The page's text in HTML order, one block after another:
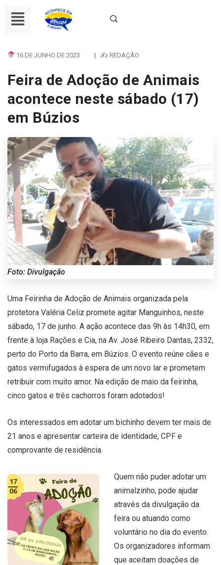
16 DE JUNHO DE 2023 | ✍ REDAÇÃO
Feira de Adoção de Animais
acontece neste sábado (17)
em Búzios
Foto: Divulgação
Uma Feirinha de Adoção de Animais organizada pela
protetora Valéria Celiz promete agitar Manguinhos, neste
sábado, 17 de junho. A ação acontece das 9h às 14h30, em
frente à loja Rações e Cia, na Av. José Ribeiro Dantas, 2332,
perto do Porto da Barra, em Búzios. O evento reúne cães e
gatos vermifugados à espera de um novo lar e prometem
retribuir com muito amor. Na edição de maio da feirinha,
cinco gatos e três cachorros foram adotados!
Os interessados em adotar um bichinho devem ter mais de
21 anos e apresentar carteira de identidade, CPF e
comprovante de residência.
Quem não puder adotar um
animalzinho, pode ajudar
através da divulgação da
feira ou atuando como
voluntário no dia do evento.
Os organizadores informam
que aceitam doações de